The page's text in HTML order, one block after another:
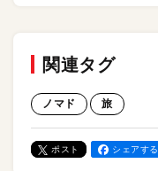
関連タグ
ノマド 旅
ポスト シェアする